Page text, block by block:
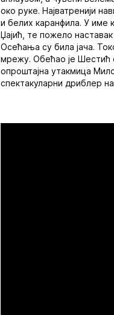
око руке. Најватренији
и белих каранфила. У име
Џајић, те пожело
Осећања су била јача.
мрежу. Обећао је Шестић
опроштајна утакмица
спектакуларни дриблер